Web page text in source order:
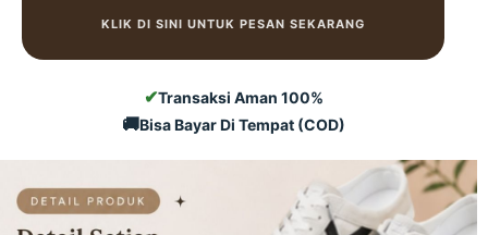
KLIK DI SINI UNTUK PESAN SEKARANG
✔Transaksi Aman 100%
🚚Bisa Bayar Di Tempat (COD)